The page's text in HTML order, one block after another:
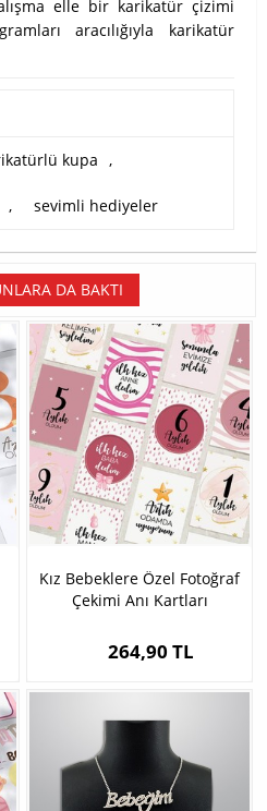
elle bir karikatür çizimi
aracılığıyla karikatür
kupa ,
, sevimli hediyeler
DA BAKTI
Kız Bebeklere Özel Fotoğraf
Çekimi Anı Kartları
264,90 TL